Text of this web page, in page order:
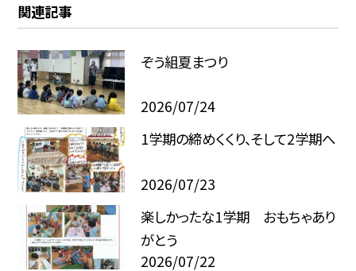
関連記事
ぞう組夏まつり
2026/07/24
1学期の締めくくり、そして2学期へ
2026/07/23
楽しかったな1学期 おもちゃあり
がとう
2026/07/22